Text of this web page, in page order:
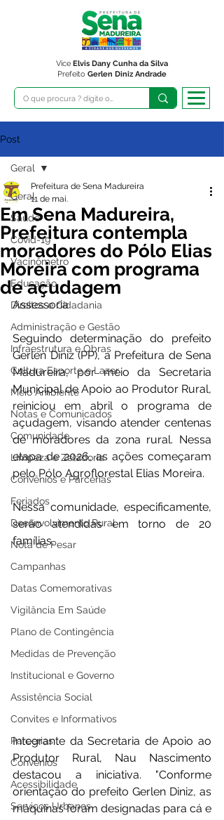
Prefeito Gerlen Diniz Andrade
Vice Elvis Dany Cunha da Silva
Post
Geral
Saúde
Covid-19
Vacinômetro
Educação
Direitos e Cidadania
Administração e Gestão
Infraestrutura e Obras
Cultura Esporte e Lazer
Meio Ambiente
Notas e Comunicados
Comunidade
Limpeza e Zeladoria
Convênios e Parcerias
Feriados
Desenvolvimento Rural
Nota de Pesar
Campanhas
Datas Comemorativas
Vigilância Em Saúde
Plano de Contingência
Medidas de Prevenção
Institucional e Governo
Assistência Social
Convites e Informativos
Parcerias
Convênios
Acessibilidade
Serviços Urbanos
Geral
Em Sena Madureira,
Prefeitura contempla
moradores do Pólo Elias
Moreira com programa
de açudagem
Prefeitura de Sena Madureira
11 de mai.
Assessoria
Seguindo determinação do prefeito
Gerlen Diniz (PP), a Prefeitura de Sena
Madureira, por meio da Secretaria
Municipal de Apoio ao Produtor Rural,
reiniciou em abril o programa de
açudagem, visando atender centenas
de moradores da zona rural. Nessa
etapa de 2026, as ações começaram
pelo Pólo Agroflorestal Elias Moreira.
Nessa comunidade, especificamente,
serão atendidas em torno de 20
famílias.
Integrante da Secretaria de Apoio ao
Produtor Rural, Nau Nascimento
destacou a iniciativa. "Conforme
orientação do prefeito Gerlen Diniz, as
máquinas foram designadas para cá e